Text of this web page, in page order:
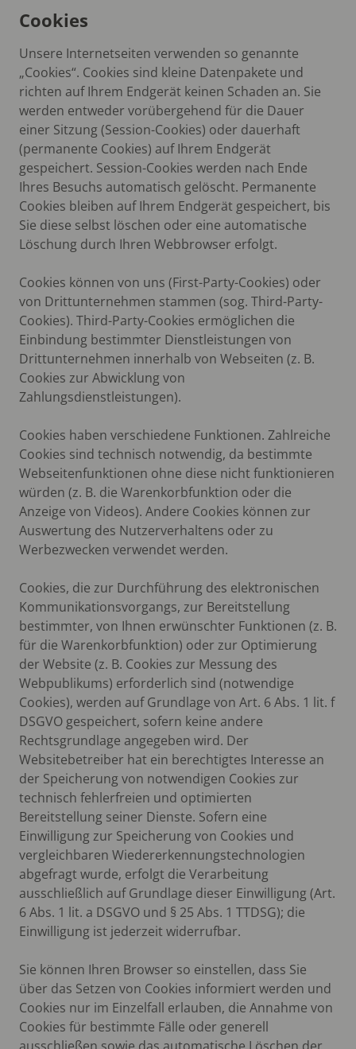
Cookies
Unsere Internetseiten verwenden so genannte
„Cookies“. Cookies sind kleine Datenpakete und
richten auf Ihrem Endgerät keinen Schaden an. Sie
werden entweder vorübergehend für die Dauer
einer Sitzung (Session-Cookies) oder dauerhaft
(permanente Cookies) auf Ihrem Endgerät
gespeichert. Session-Cookies werden nach Ende
Ihres Besuchs automatisch gelöscht. Permanente
Cookies bleiben auf Ihrem Endgerät gespeichert, bis
Sie diese selbst löschen oder eine automatische
Löschung durch Ihren Webbrowser erfolgt.
Cookies können von uns (First-Party-Cookies) oder
von Drittunternehmen stammen (sog. Third-Party-
Cookies). Third-Party-Cookies ermöglichen die
Einbindung bestimmter Dienstleistungen von
Drittunternehmen innerhalb von Webseiten (z. B.
Cookies zur Abwicklung von
Zahlungsdienstleistungen).
Cookies haben verschiedene Funktionen. Zahlreiche
Cookies sind technisch notwendig, da bestimmte
Webseitenfunktionen ohne diese nicht funktionieren
würden (z. B. die Warenkorbfunktion oder die
Anzeige von Videos). Andere Cookies können zur
Auswertung des Nutzerverhaltens oder zu
Werbezwecken verwendet werden.
Cookies, die zur Durchführung des elektronischen
Kommunikationsvorgangs, zur Bereitstellung
bestimmter, von Ihnen erwünschter Funktionen (z. B.
für die Warenkorbfunktion) oder zur Optimierung
der Website (z. B. Cookies zur Messung des
Webpublikums) erforderlich sind (notwendige
Cookies), werden auf Grundlage von Art. 6 Abs. 1 lit. f
DSGVO gespeichert, sofern keine andere
Rechtsgrundlage angegeben wird. Der
Websitebetreiber hat ein berechtigtes Interesse an
der Speicherung von notwendigen Cookies zur
technisch fehlerfreien und optimierten
Bereitstellung seiner Dienste. Sofern eine
Einwilligung zur Speicherung von Cookies und
vergleichbaren Wiedererkennungstechnologien
abgefragt wurde, erfolgt die Verarbeitung
ausschließlich auf Grundlage dieser Einwilligung (Art.
6 Abs. 1 lit. a DSGVO und § 25 Abs. 1 TTDSG); die
Einwilligung ist jederzeit widerrufbar.
Sie können Ihren Browser so einstellen, dass Sie
über das Setzen von Cookies informiert werden und
Cookies nur im Einzelfall erlauben, die Annahme von
Cookies für bestimmte Fälle oder generell